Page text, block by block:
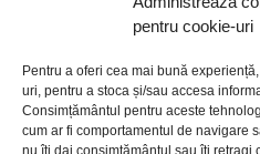
pentru cookie-uri
Pentru a oferi cea mai bună
uri, pentru a stoca și/sau accesa
Consimțământul pentru aceste
cum ar fi comportamentul de navigare
nu îți dai consimțământul sau îți retragi
destinația ideală pentru
sărbători pentru